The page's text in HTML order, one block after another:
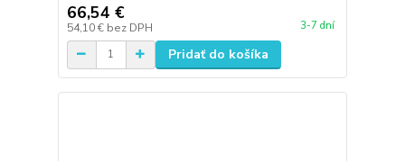
66,54 €
54,10 € bez DPH 3-7 dní
Pridať do košíka